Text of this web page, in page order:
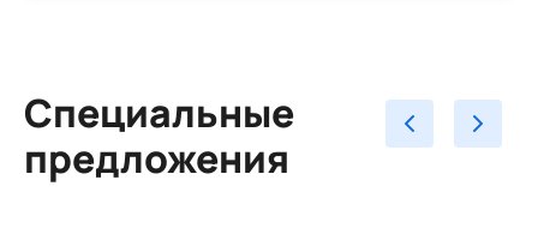
Специальные
предложения